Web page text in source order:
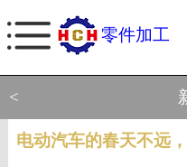
零件加工
<
电动汽车的春天不远